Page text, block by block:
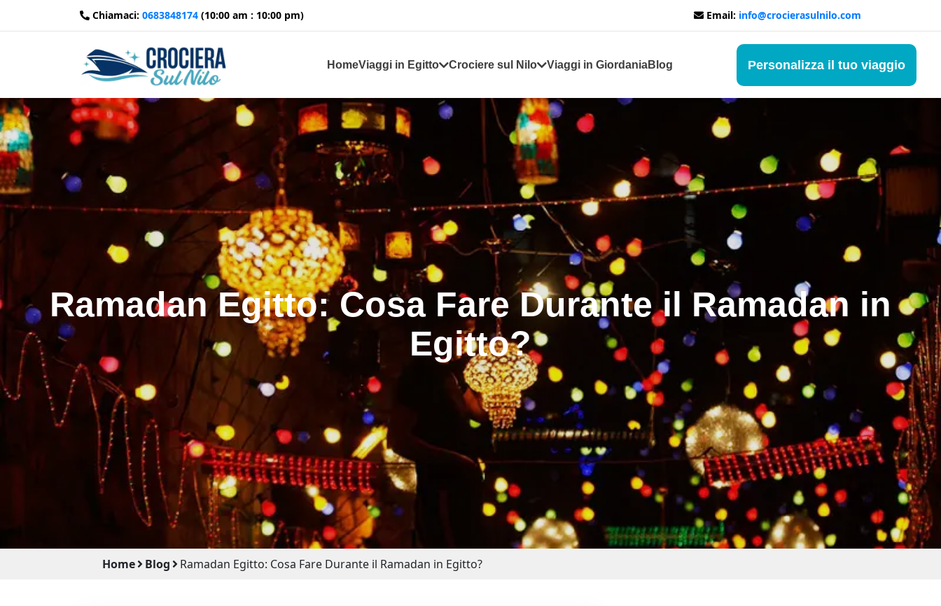
Chiamaci: 0683848174 (10:00 am : 10:00 pm) Email: info@crocierasulnilo.com
HomeViaggi in Egitto Crociere sul Nilo Viaggi in GiordaniaBlog Personalizza il tuo viaggio
Ramadan Egitto: Cosa Fare Durante il Ramadan in
Egitto?
Home Blog Ramadan Egitto: Cosa Fare Durante il Ramadan in Egitto?